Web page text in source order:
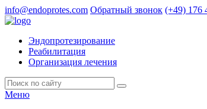
info@endoprotes.com Обратный звонок (+49) 176
Эндопротезирование
Реабилитация
Организация лечения
Меню